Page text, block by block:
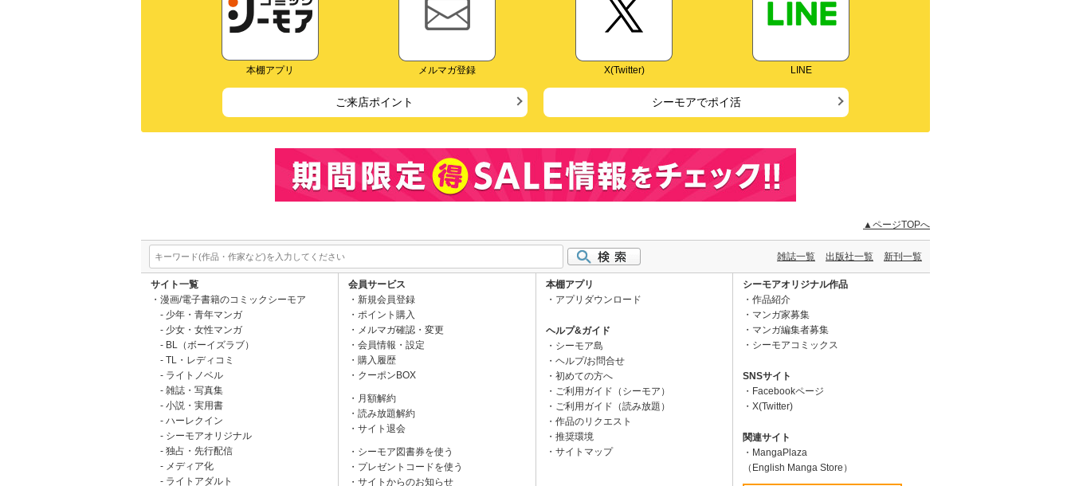
本棚アプリ メルマガ登録 X(Twitter) LINE
ご来店ポイント シーモアでポイ活
▲ページTOPへ
雑誌一覧 出版社一覧 新刊一覧
サイト一覧
漫画/電子書籍のコミックシーモア
少年・青年マンガ
少女・女性マンガ
BL（ボーイズラブ）
TL・レディコミ
ライトノベル
雑誌・写真集
小説・実用書
ハーレクイン
シーモアオリジナル
独占・先行配信
メディア化
ライトアダルト
会員サービス
新規会員登録
ポイント購入
メルマガ確認・変更
会員情報・設定
購入履歴
クーポンBOX
月額解約
読み放題解約
サイト退会
シーモア図書券を使う
プレゼントコードを使う
サイトからのお知らせ
本棚アプリ
アプリダウンロード
ヘルプ&ガイド
シーモア島
ヘルプ/お問合せ
初めての方へ
ご利用ガイド（シーモア）
ご利用ガイド（読み放題）
作品のリクエスト
推奨環境
サイトマップ
シーモアオリジナル作品
作品紹介
マンガ家募集
マンガ編集者募集
シーモアコミックス
SNSサイト
Facebookページ
X(Twitter)
関連サイト
MangaPlaza
（English Manga Store）